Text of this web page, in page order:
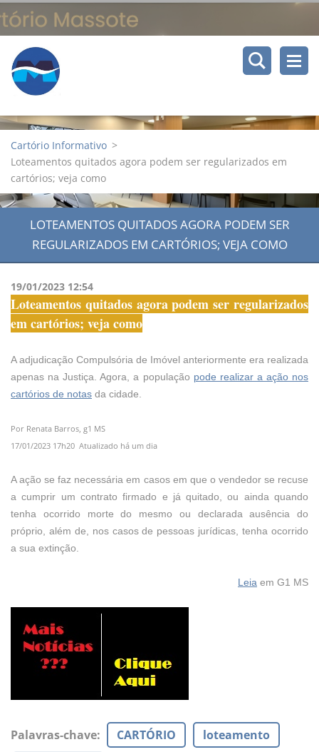
Cartório Informativo >
Loteamentos quitados agora podem ser regularizados em
cartórios; veja como
LOTEAMENTOS QUITADOS AGORA PODEM SER
REGULARIZADOS EM CARTÓRIOS; VEJA COMO
19/01/2023 12:54
Loteamentos quitados agora podem ser regularizados
em cartórios; veja como
A adjudicação Compulsória de Imóvel anteriormente era realizada
apenas na Justiça. Agora, a população pode realizar a ação nos
cartórios de notas da cidade.
Por Renata Barros, g1 MS
17/01/2023 17h20 Atualizado há um dia
A ação se faz necessária em casos em que o vendedor se recuse
a cumprir um contrato firmado e já quitado, ou ainda quando
tenha ocorrido morte do mesmo ou declarada ausência do
próprio, além de, nos casos de pessoas jurídicas, tenha ocorrido
a sua extinção.
Leia em G1 MS
Palavras-chave: CARTÓRIO
loteamento